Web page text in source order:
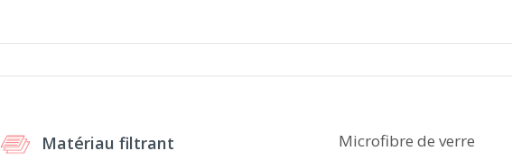
Matériau filtrant Microfibre de verre